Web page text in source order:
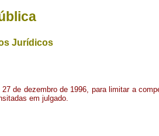
Jurídicos
de dezembro de 1996, para limitar a
em julgado.